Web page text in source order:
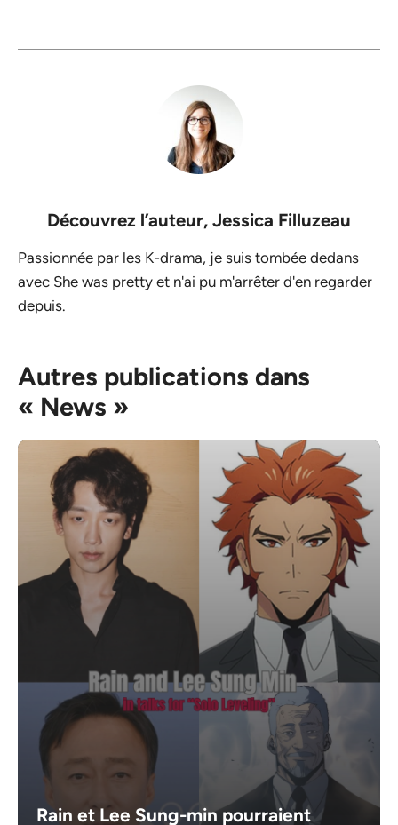
Découvrez l’auteur, Jessica Filluzeau
Passionnée par les K-drama, je suis tombée dedans
avec She was pretty et n'ai pu m'arrêter d'en regarder
depuis.
Autres publications dans
« News »
Rain et Lee Sung-min pourraient